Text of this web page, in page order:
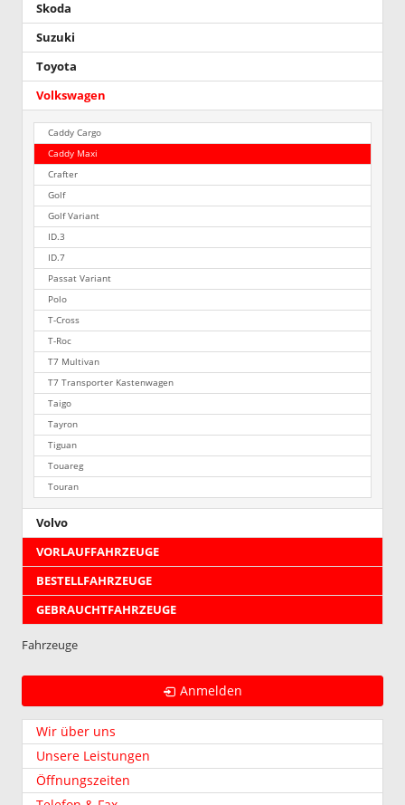
Skoda
Suzuki
Toyota
Volkswagen
Caddy Cargo
Caddy Maxi
Crafter
Golf
Golf Variant
ID.3
ID.7
Passat Variant
Polo
T-Cross
T-Roc
T7 Multivan
T7 Transporter Kastenwagen
Taigo
Tayron
Tiguan
Touareg
Touran
Volvo
VORLAUFFAHRZEUGE
BESTELLFAHRZEUGE
GEBRAUCHTFAHRZEUGE
Fahrzeuge
Anmelden
Wir über uns
Unsere Leistungen
Öffnungszeiten